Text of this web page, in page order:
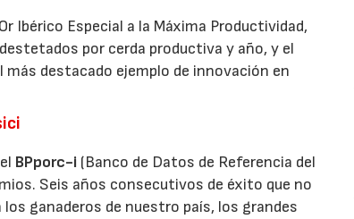
Ibérico Especial a la Máxima Productividad,
por cerda productiva y año, y el
más destacado ejemplo de innovación en
BPporc-i (Banco de Datos de Referencia del
Seis años consecutivos de éxito que no
ganaderos de nuestro país, los grandes